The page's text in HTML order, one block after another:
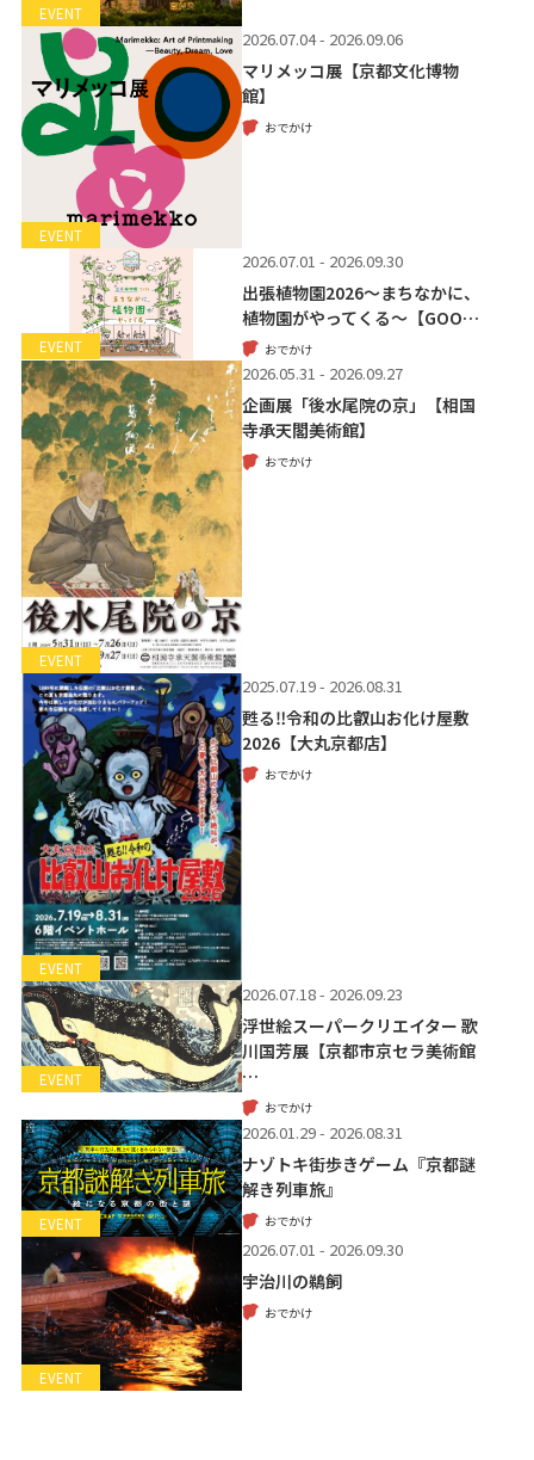
EVENT
EVENT
2026.07.04 - 2026.09.06
マリメッコ展【京都文化博物
館】
おでかけ
EVENT
2026.07.01 - 2026.09.30
出張植物園2026～まちなかに、
植物園がやってくる～【GOO…
おでかけ
EVENT
2026.05.31 - 2026.09.27
企画展「後水尾院の京」【相国
寺承天閣美術館】
おでかけ
EVENT
2025.07.19 - 2026.08.31
甦る‼令和の比叡山お化け屋敷
2026【大丸京都店】
おでかけ
EVENT
2026.07.18 - 2026.09.23
浮世絵スーパークリエイター 歌
川国芳展【京都市京セラ美術館
…
おでかけ
EVENT
2026.01.29 - 2026.08.31
ナゾトキ街歩きゲーム『京都謎
解き列車旅』
おでかけ
EVENT
2026.07.01 - 2026.09.30
宇治川の鵜飼
おでかけ